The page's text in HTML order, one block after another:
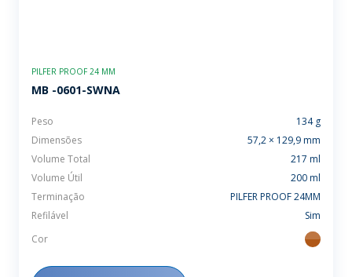
PILFER PROOF 24 MM
MB -0601-SWNA
Peso
134 g
Dimensões
57,2 × 129,9 mm
Volume Total
217 ml
Volume Útil
200 ml
Terminação
PILFER PROOF 24MM
Refilável
Sim
Cor
ambar